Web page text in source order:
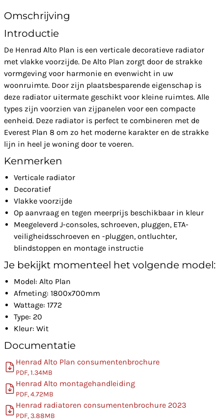
Omschrijving
Introductie
De Henrad Alto Plan is een verticale decoratieve radiator
met vlakke voorzijde. De Alto Plan zorgt door de strakke
vormgeving voor harmonie en evenwicht in uw
woonruimte. Door zijn plaatsbesparende eigenschap is
deze radiator uitermate geschikt voor kleine ruimtes. Alle
types zijn voorzien van zijpanelen voor een compacte
eenheid. Deze radiator is perfect te combineren met de
Everest Plan 8 om zo het moderne karakter en de strakke
lijn in heel je woning door te voeren.
Kenmerken
Verticale radiator
Decoratief
Vlakke voorzijde
Op aanvraag en tegen meerprijs beschikbaar in kleur
Meegeleverd J-consoles, schroeven, pluggen, ETA-
veiligheidsschroeven en -pluggen, ontluchter,
blindstoppen en montage instructie
Je bekijkt momenteel het volgende model:
Model: Alto Plan
Afmeting: 1800x700mm
Wattage: 1772
Type: 20
Kleur: Wit
Documentatie
Henrad Alto Plan consumentenbrochure
PDF, 1.34MB
Henrad Alto montagehandleiding
PDF, 4.72MB
Henrad radiatoren consumentenbrochure 2023
PDF, 3.88MB